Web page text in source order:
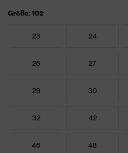
Größe: 102
23 24
26 27
29 30
32 42
46 48